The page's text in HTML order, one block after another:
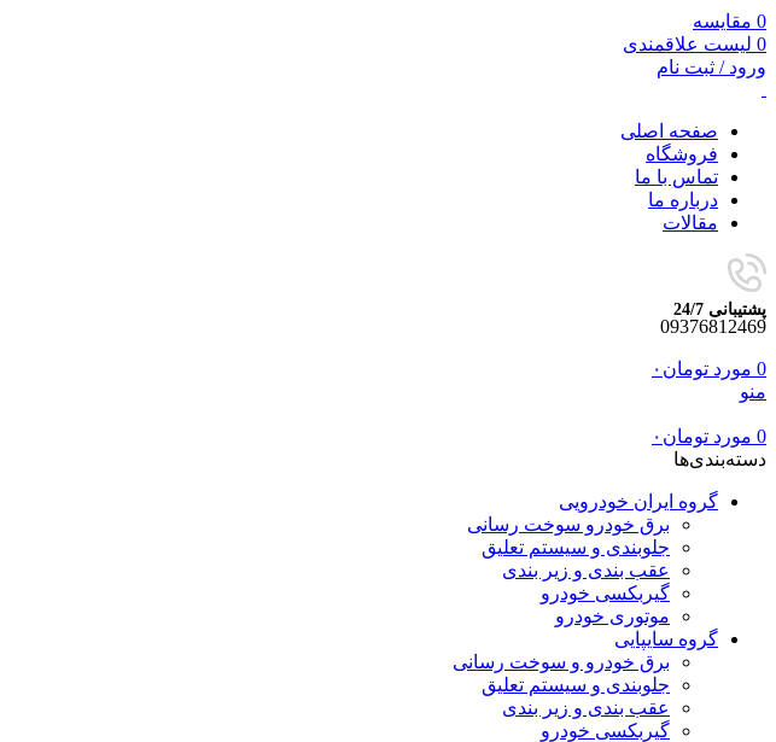
0 مقایسه
0 لیست علاقمندی
ورود / ثبت نام
صفحه اصلی
فروشگاه
تماس با ما
درباره ما
مقالات
پشتیبانی 24/7
09376812469
0 مورد تومان ۰
منو
0 مورد تومان ۰
دسته‌بندی‌ها
گروه ایران خودرویی
برق خودرو سوخت رسانی
جلوبندی و سیستم تعلیق
عقب بندی و زیر بندی
گیربکسی خودرو
موتوری خودرو
گروه سایپایی
برق خودرو و سوخت رسانی
جلوبندی و سیستم تعلیق
عقب بندی و زیر بندی
گیربکسی خودرو